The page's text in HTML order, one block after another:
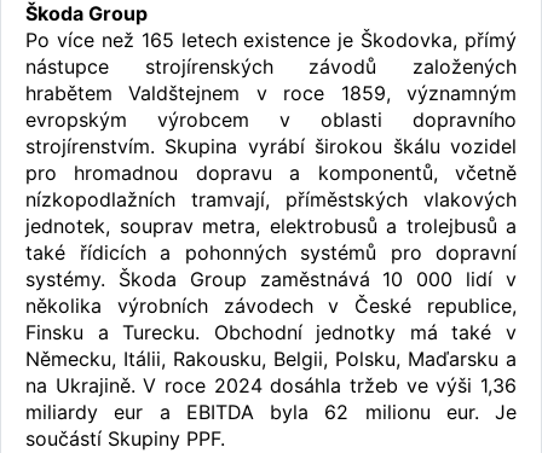
Škoda Group
Po více než 165 letech existence je Škodovka, přímý
nástupce strojírenských závodů založených
hrabětem Valdštejnem v roce 1859, významným
evropským výrobcem v oblasti dopravního
strojírenstvím. Skupina vyrábí širokou škálu vozidel
pro hromadnou dopravu a komponentů, včetně
nízkopodlažních tramvají, příměstských vlakových
jednotek, souprav metra, elektrobusů a trolejbusů a
také řídicích a pohonných systémů pro dopravní
systémy. Škoda Group zaměstnává 10 000 lidí v
několika výrobních závodech v České republice,
Finsku a Turecku. Obchodní jednotky má také v
Německu, Itálii, Rakousku, Belgii, Polsku, Maďarsku a
na Ukrajině. V roce 2024 dosáhla tržeb ve výši 1,36
miliardy eur a EBITDA byla 62 milionu eur. Je
součástí Skupiny PPF.